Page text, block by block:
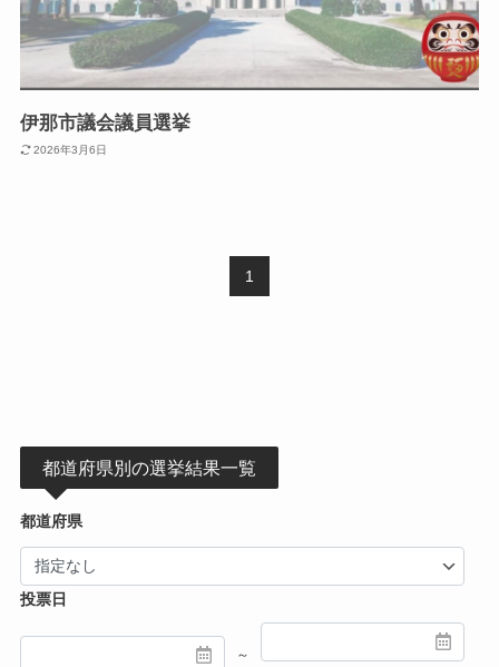
伊那市議会議員選挙
2026年3月6日
1
都道府県別の選挙結果一覧
都道府県
投票日
～